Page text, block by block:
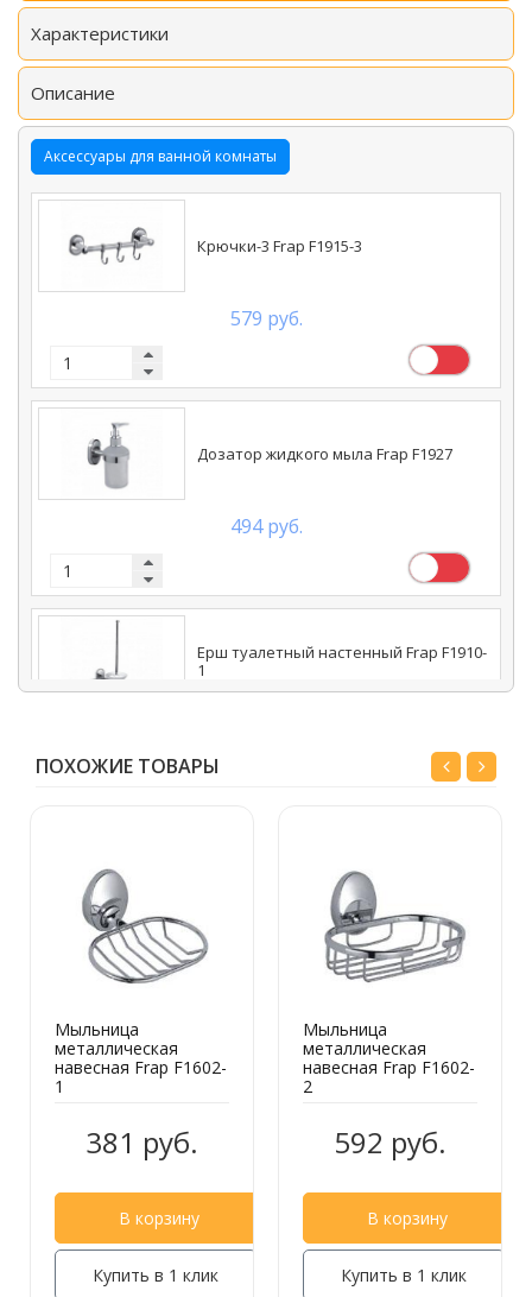
Характеристики
Описание
Аксессуары для ванной комнаты
Крючки-3 Frap F1915-3
579 руб.
Дозатор жидкого мыла Frap F1927
494 руб.
Ерш туалетный настенный Frap F1910-
1
Держатель стакана Frap F1906
Полка стеклянная Frap F1907
Полка стеклянная Frap F1907-1
ПОХОЖИЕ ТОВАРЫ
Мыльница
металлическая
навесная Frap F1602-
1
381 руб.
В корзину
Купить в 1 клик
Мыльница
металлическая
навесная Frap F1602-
2
592 руб.
В корзину
Купить в 1 клик